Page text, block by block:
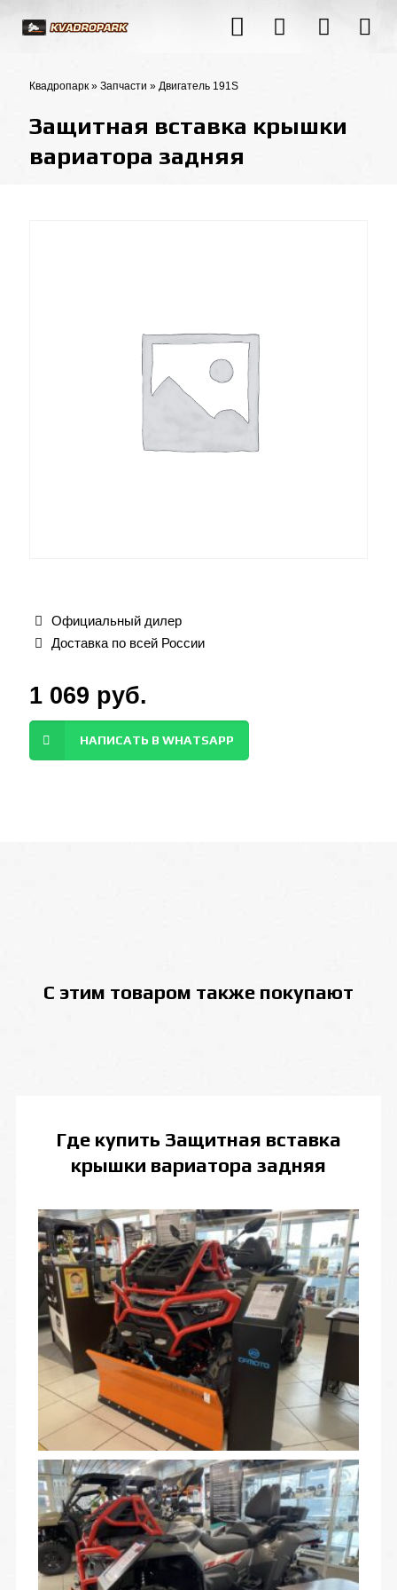
Квадропарк » Запчасти » Двигатель 191S
Защитная вставка крышки
вариатора задняя
Официальный дилер
Доставка по всей России
1 069 руб.
НАПИСАТЬ В WHATSAPP
С этим товаром также покупают
Где купить Защитная вставка
крышки вариатора задняя